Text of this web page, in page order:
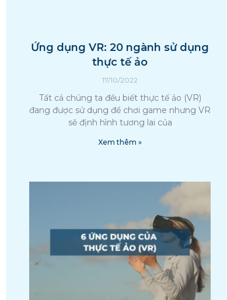
Ứng dụng VR: 20 ngành sử dụng
thực tế ảo
17/10/2022
Tất cả chúng ta đều biết thực tế ảo (VR)
đang được sử dụng để chơi game nhưng VR
sẽ định hình tương lai của
Xem thêm »